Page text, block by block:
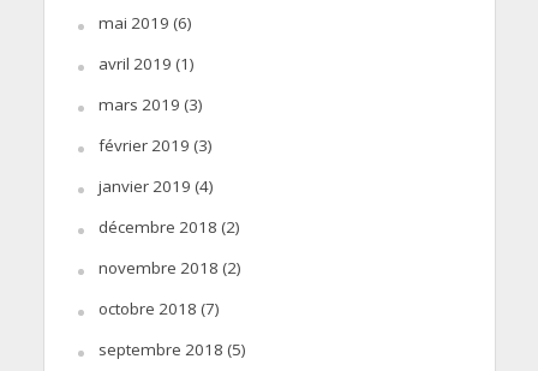
mai 2019 (6)
avril 2019 (1)
mars 2019 (3)
février 2019 (3)
janvier 2019 (4)
décembre 2018 (2)
novembre 2018 (2)
octobre 2018 (7)
septembre 2018 (5)